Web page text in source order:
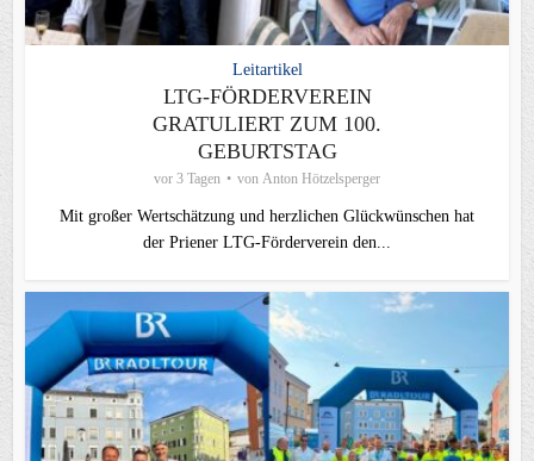
Leitartikel
LTG-FÖRDERVEREIN
GRATULIERT ZUM 100.
GEBURTSTAG
vor 3 Tagen von Anton Hötzelsperger
Mit großer Wertschätzung und herzlichen Glückwünschen hat
der Priener LTG‑Förderverein den...